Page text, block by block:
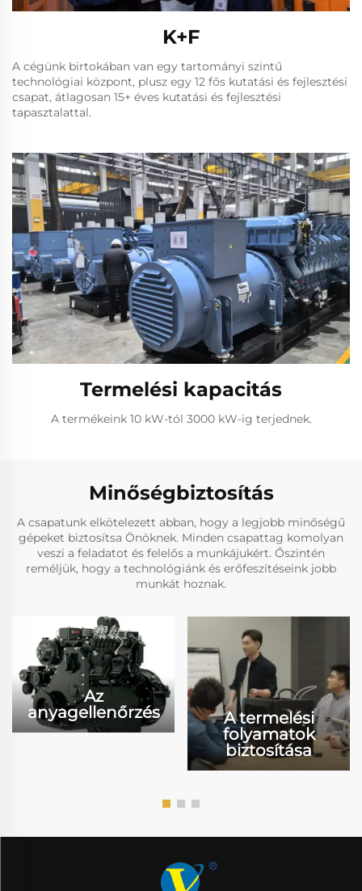
K+F
A cégünk birtokában van egy tartományi szintű
technológiai központ, plusz egy 12 fős kutatási és fejlesztési
csapat, átlagosan 15+ éves kutatási és fejlesztési
tapasztalattal.
Termelési kapacitás
A termékeink 10 kW-tól 3000 kW-ig terjednek.
Minőségbiztosítás
A csapatunk elkötelezett abban, hogy a legjobb minőségű
gépeket biztosítsa Önöknek. Minden csapattag komolyan
veszi a feladatot és felelős a munkájukért. Őszintén
reméljük, hogy a technológiánk és erőfeszítéseink jobb
munkát hoznak.
Az
anyagellenőrzés
A termelési
folyamatok
biztosítása